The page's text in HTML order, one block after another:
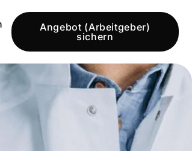
Angebot (Arbeitgeber)
sichern